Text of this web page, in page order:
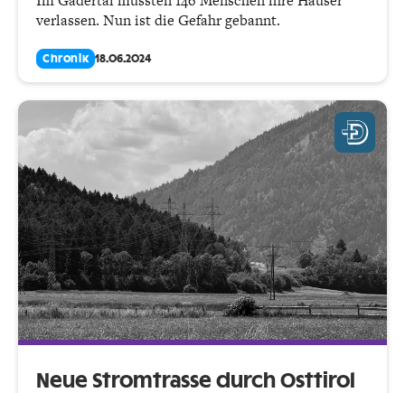
verlassen. Nun ist die Gefahr gebannt.
Chronik 18.06.2024
Neue Stromtrasse durch Osttirol